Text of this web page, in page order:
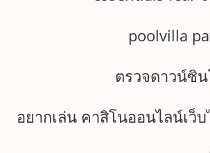
poolvilla
ตรวจดาวน์ซิ
อยากเล่น คาสิโนออนไลน์เว็